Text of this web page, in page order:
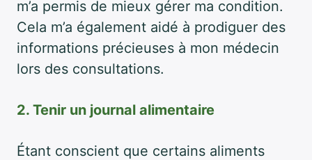
m’a permis de mieux gérer ma condition.
Cela m’a également aidé à prodiguer des
informations précieuses à mon médecin
lors des consultations.
2. Tenir un journal alimentaire
Étant conscient que certains aliments